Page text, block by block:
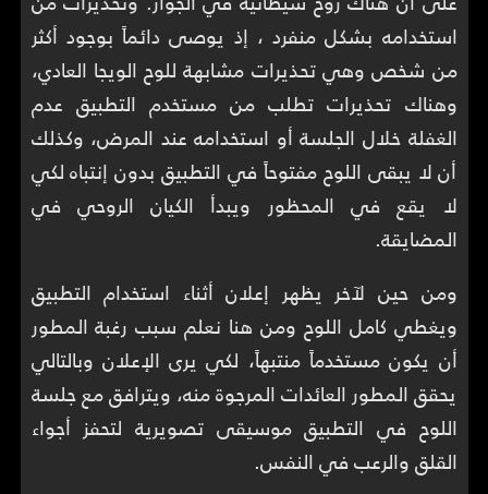
استخدامه بشكل منفرد ، إذ يوصى دائماً بوجود أكثر
من شخص وهي تحذيرات مشابهة للوح الويجا العادي،
وهناك تحذيرات تطلب من مستخدم التطبيق عدم
الغفلة خلال الجلسة أو استخدامه عند المرض، وكذلك
أن لا يبقى اللوح مفتوحاً في التطبيق بدون إنتباه لكي
لا يقع في المحظور ويبدأ الكيان الروحي في
المضايقة.
ومن حين لآخر يظهر إعلان أثناء استخدام التطبيق
ويغطي كامل اللوح ومن هنا نعلم سبب رغبة المطور
أن يكون مستخدماً منتبهاً، لكي يرى الإعلان وبالتالي
يحقق المطور العائدات المرجوة منه، ويترافق مع جلسة
اللوح في التطبيق موسيقى تصويرية لتحفز أجواء
القلق والرعب في النفس.